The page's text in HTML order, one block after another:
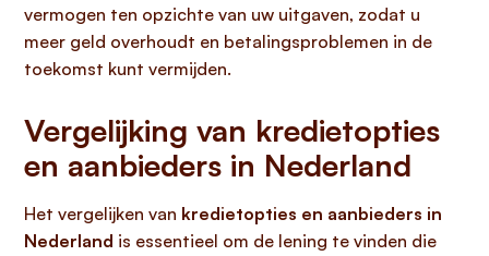
vermogen ten opzichte van uw uitgaven, zodat u
meer geld overhoudt en betalingsproblemen in de
toekomst kunt vermijden.
Vergelijking van kredietopties
en aanbieders in Nederland
Het vergelijken van kredietopties en aanbieders in
Nederland is essentieel om de lening te vinden die